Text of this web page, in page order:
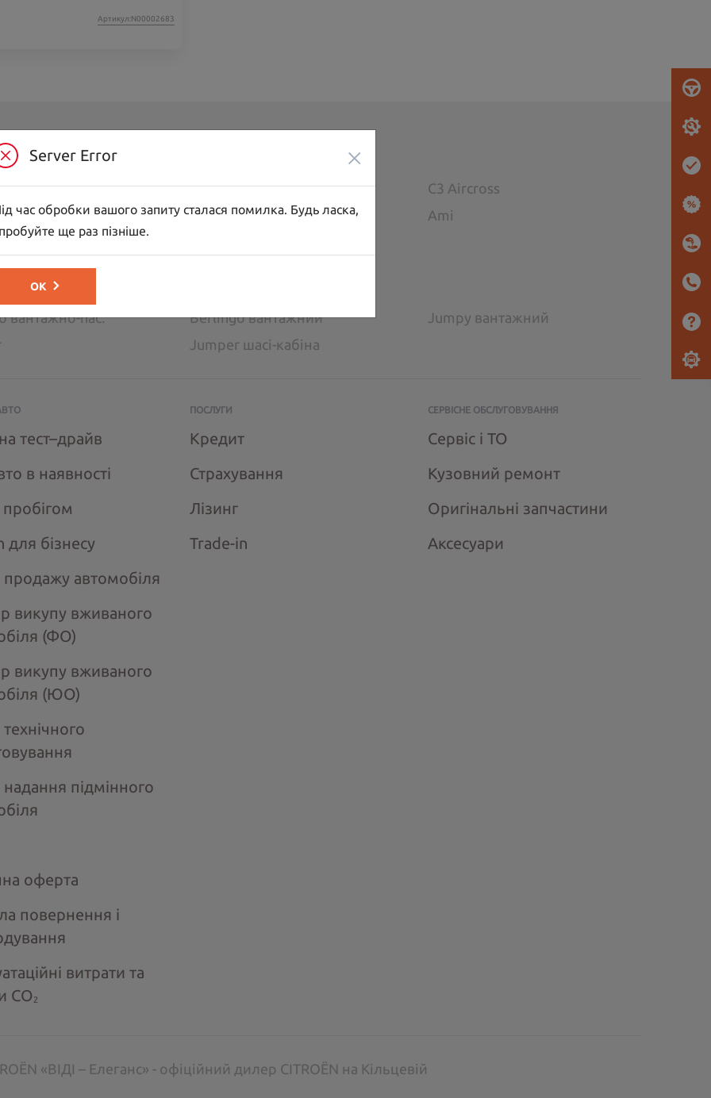
Артикул:N00002683
C3
C3 Aircross
C5 Aircross
Ami
пасажирський
автомобілі
вантажно-пас. Berlingo вантажний
Jumpy вантажний
Jumper шасі-кабіна
тест–драйв
в наявності
для бізнесу
автомобіля
викупу вживаного
(ФО)
викупу вживаного
(ЮО)
підмінного
оферта
повернення і
витрати та
СО 2
ПОСЛУГИ
Кредит
Страхування
Лізинг
Trade-in
СЕРВІСНЕ ОБСЛУГОВУВАННЯ
Сервіс і ТО
Кузовний ремонт
Оригінальні запчастини
Аксесуари
«ВІДІ – Елеганс» - офіційний дилер CITROËN на Кільцевій
Server Error ×
час обробки вашого запиту сталася помилка. Будь ласка,
ще раз пізніше.
ОК